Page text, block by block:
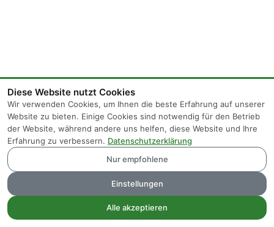
Diese Website nutzt Cookies
Wir verwenden Cookies, um Ihnen die beste Erfahrung auf unserer
Website zu bieten. Einige Cookies sind notwendig für den Betrieb
der Website, während andere uns helfen, diese Website und Ihre
Erfahrung zu verbessern. Datenschutzerklärung
Nur empfohlene
Einstellungen
Alle akzeptieren